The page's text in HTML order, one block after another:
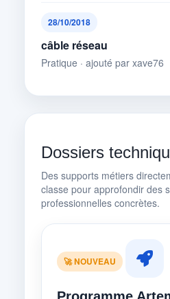
28/10/2018
câble réseau
Pratique · ajouté par xave76
Dossiers
Des supports métiers
classe pour approfondir des
professionnelles concrètes.
🚀 NOUVEAU